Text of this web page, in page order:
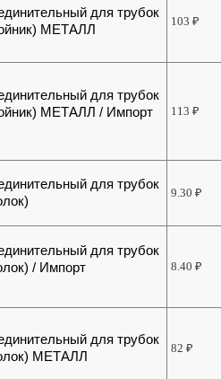
для трубок
МЕТАЛЛ
103₽
для трубок
МЕТАЛЛ / Импорт
113₽
для трубок
9.30₽
для трубок
/ Импорт
8.40₽
для трубок
МЕТАЛЛ
82₽